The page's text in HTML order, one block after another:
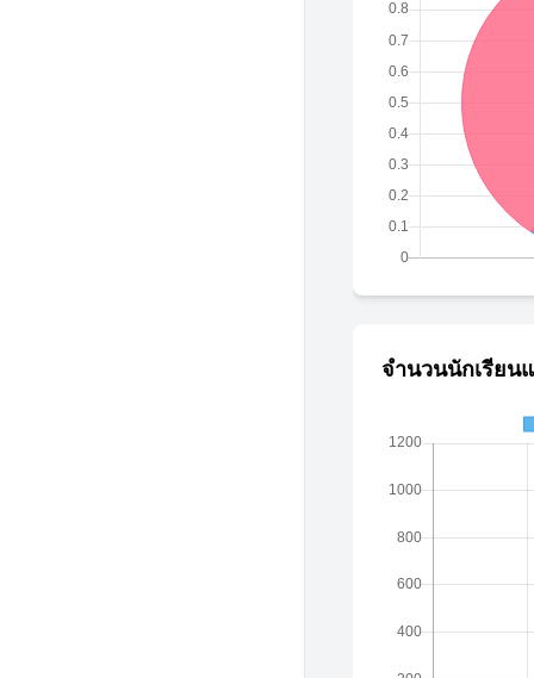
จำนวนนักเรียน